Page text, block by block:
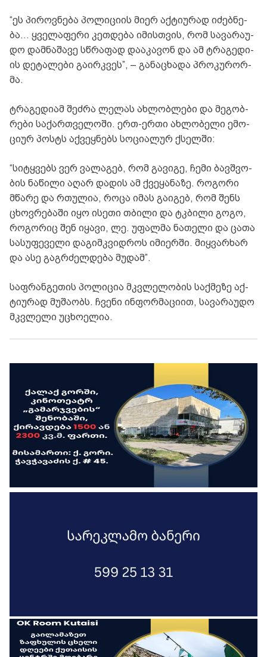
“ეს პი­როვ­ნე­ბა პო­ლი­ცი­ის მიერ აქ­ტი­უ­რად იძებ­ნე­
ბა… ყვე­ლა­ფე­რი კეთ­დე­ბა იმის­თვის, რომ სა­ვა­რა­უ­
დო დამ­ნა­შა­ვე სწრა­ფად და­ა­კა­ვონ და ამ ტრა­გე­დი­
ის დე­ტა­ლე­ბი გა­ირ­კვეს”, – გა­ნა­ცხა­და პრო­კუ­რორ­
მა.
ტრა­გე­დი­ამ შეძ­რა ლე­ლას ახ­ლობ­ლე­ბი და მე­გობ­
რე­ბი სა­ქარ­თვე­ლო­ში. ერთ-ერთი ახ­ლო­ბე­ლი ემო­
ცი­ურ პოსტს აქ­ვეყ­ნებს სო­ცი­ა­ლურ ქსელ­ში:
“სი­ტყვებს ვერ ვა­ლა­გებ, რომ გა­ვი­გე, ჩემი ბავ­შვო­
ბის ნა­წი­ლი აღარ და­დის ამ ქვე­ყა­ნა­ზე. რო­გო­რი
მწა­რე და რთუ­ლია, როცა იმას გა­ი­გებ, რომ შენს
ცხოვ­რე­ბა­ში იყო ისე­თი თბი­ლი და ტკბი­ლი გოგო,
რო­გო­რიც შენ იყა­ვი, ლე. უფალ­მა ნა­თე­ლი და ცათა
სა­სუ­ფე­ვე­ლი და­გიმ­კვიდ­როს იმი­ერ­ში. მიყ­ვარ­ხარ
და ასე გაგ­რძელ­დე­ბა მუ­დამ”.
საფ­რან­გე­თის პო­ლი­ცია მკვლე­ლო­ბის საქ­მე­ზე აქ­
ტი­უ­რად მუ­შა­ობს. ჩვე­ნი ინ­ფორ­მა­ცი­ით, სა­ვა­რა­უ­დო
მკვლე­ლი უცხო­ე­ლია.